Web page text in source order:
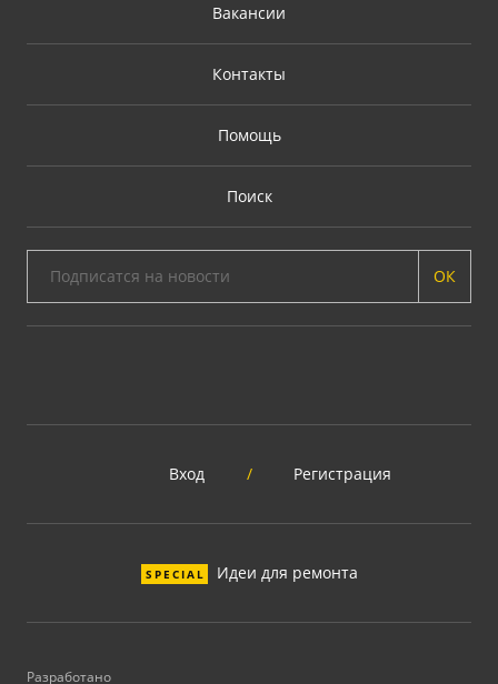
Вакансии
Контакты
Помощь
Поиск
ОК
Вход / Регистрация
SPECIAL Идеи для ремонта
Разработано